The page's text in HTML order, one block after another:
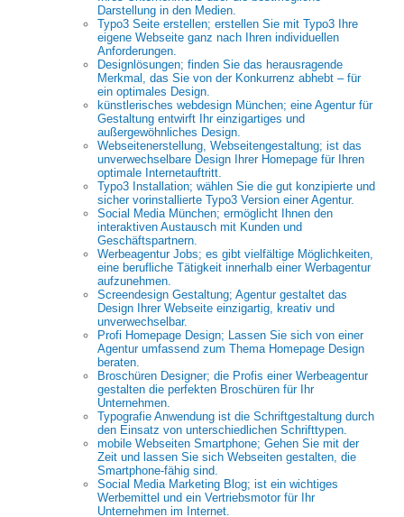
Darstellung in den Medien.
Typo3 Seite erstellen; erstellen Sie mit Typo3 Ihre
eigene Webseite ganz nach Ihren individuellen
Anforderungen.
Designlösungen; finden Sie das herausragende
Merkmal, das Sie von der Konkurrenz abhebt – für
ein optimales Design.
künstlerisches webdesign München; eine Agentur für
Gestaltung entwirft Ihr einzigartiges und
außergewöhnliches Design.
Webseitenerstellung, Webseitengestaltung; ist das
unverwechselbare Design Ihrer Homepage für Ihren
optimale Internetauftritt.
Typo3 Installation; wählen Sie die gut konzipierte und
sicher vorinstallierte Typo3 Version einer Agentur.
Social Media München; ermöglicht Ihnen den
interaktiven Austausch mit Kunden und
Geschäftspartnern.
Werbeagentur Jobs; es gibt vielfältige Möglichkeiten,
eine berufliche Tätigkeit innerhalb einer Werbagentur
aufzunehmen.
Screendesign Gestaltung; Agentur gestaltet das
Design Ihrer Webseite einzigartig, kreativ und
unverwechselbar.
Profi Homepage Design; Lassen Sie sich von einer
Agentur umfassend zum Thema Homepage Design
beraten.
Broschüren Designer; die Profis einer Werbeagentur
gestalten die perfekten Broschüren für Ihr
Unternehmen.
Typografie Anwendung ist die Schriftgestaltung durch
den Einsatz von unterschiedlichen Schrifttypen.
mobile Webseiten Smartphone; Gehen Sie mit der
Zeit und lassen Sie sich Webseiten gestalten, die
Smartphone-fähig sind.
Social Media Marketing Blog; ist ein wichtiges
Werbemittel und ein Vertriebsmotor für Ihr
Unternehmen im Internet.